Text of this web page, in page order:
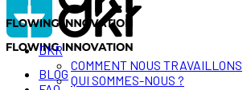
BLOG
DKR
COMMENT NOUS TRAVAILLONS
QUI SOMMES-NOUS ?